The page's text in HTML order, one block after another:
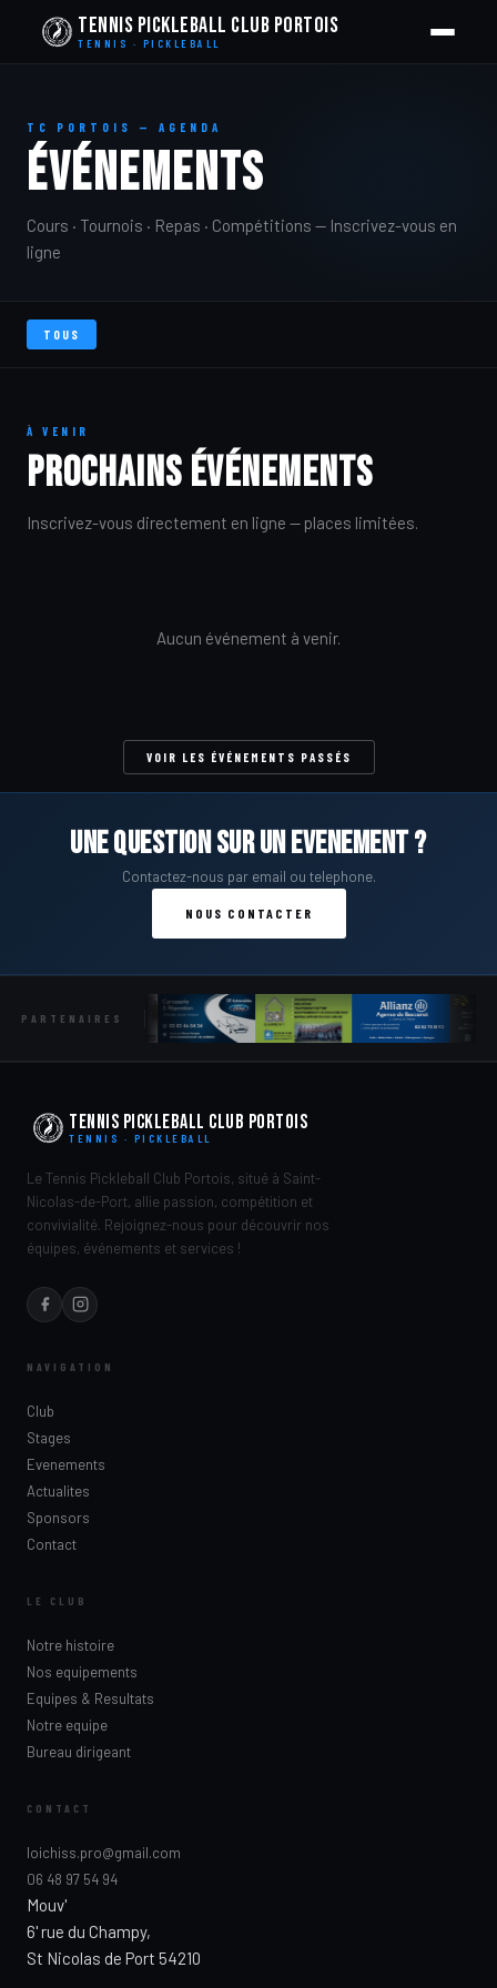
Tennis Pickleball Club Portois
TENNIS · PICKLEBALL
TC PORTOIS — AGENDA
ÉVÉNEMENTS
Cours · Tournois · Repas · Compétitions — Inscrivez-vous en
ligne
TOUS
À VENIR
Prochains événements
Inscrivez-vous directement en ligne — places limitées.
Aucun événement à venir.
VOIR LES ÉVÉNEMENTS PASSÉS
Une question sur un evenement ?
Contactez-nous par email ou telephone.
NOUS CONTACTER
PARTENAIRES
Tennis Pickleball Club Portois
TENNIS · PICKLEBALL
Le Tennis Pickleball Club Portois, situé à Saint-
Nicolas-de-Port, allie passion, compétition et
convivialité. Rejoignez-nous pour découvrir nos
équipes, événements et services !
NAVIGATION
Club
Stages
Evenements
Actualites
Sponsors
Contact
LE CLUB
Notre histoire
Nos equipements
Equipes & Resultats
Notre equipe
Bureau dirigeant
CONTACT
loichiss.pro@gmail.com
06 48 97 54 94
Mouv'
6' rue du Champy,
St Nicolas de Port 54210